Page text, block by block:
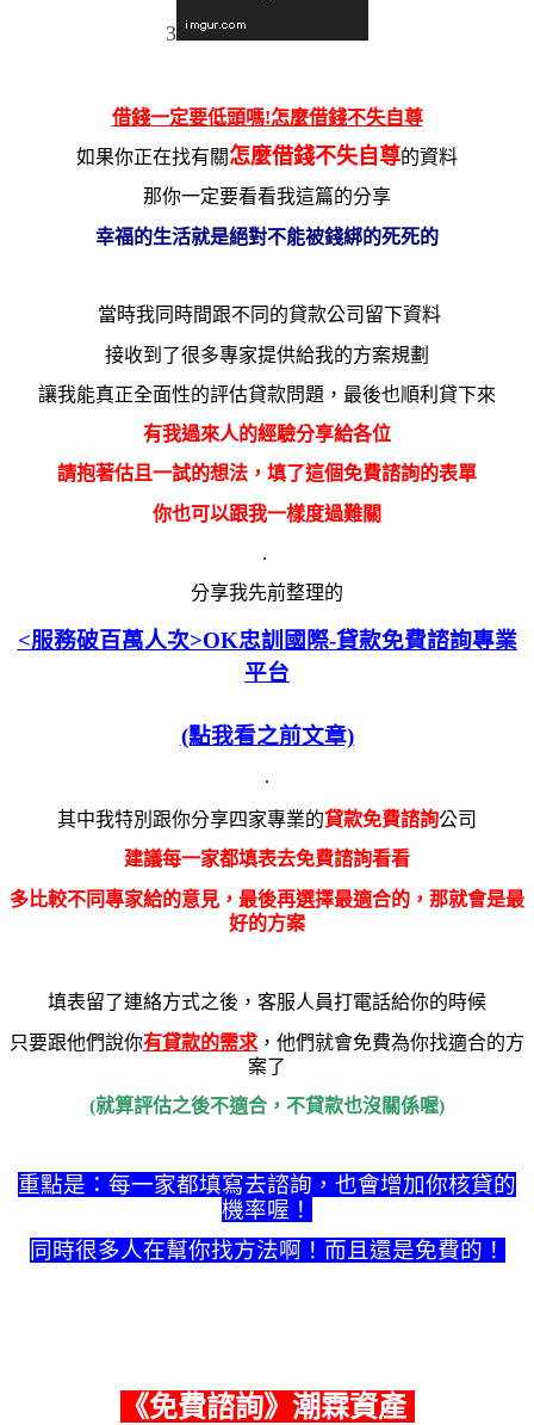
3
借錢一定要低頭嗎!怎麼借錢不失自尊
如果你正在找有關怎麼借錢不失自尊的資料
那你一定要看看我這篇的分享
幸福的生活就是絕對不能被錢綁的死死的
當時我同時間跟不同的貸款公司留下資料
接收到了很多專家提供給我的方案規劃
讓我能真正全面性的評估貸款問題 ，最後也順利貸下來
有我過來人的經驗分享給各位
請抱著估且一試的想法，填了這個免費諮詢的表單
你也可以跟我一樣度過難關
.
分享我先前整理的
<服務破百萬人次>OK忠訓國際-貸款免費諮詢專業
平台
(點我看之前文章)
.
其中我特別跟你分享四家專業的貸款免費諮詢公司
建議每一家都填表去免費諮詢看看
多比較不同專家給的意見，最後再選擇最適合的，那就會是最
好的方案
填表留了連絡方式之後，客服人員打電話給你的時候
只要跟他們說你有貸款的需求 ，他們就會免費為你找適合的方
案了
(就算評估之後不適合，不貸款也沒關係喔)
重點是：每一家都填寫去諮詢，也會增加你核貸的
機率喔！
同時很多人在幫你找方法啊！而且還是免費的！
《免費諮詢》潮霖資產